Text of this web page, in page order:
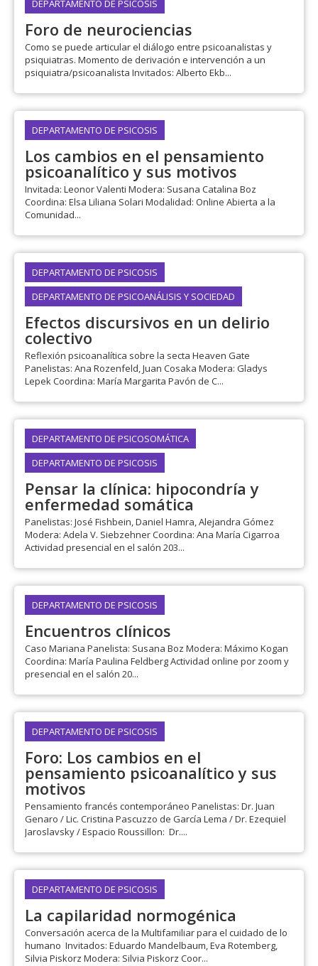
DEPARTAMENTO DE PSICOSIS
Foro de neurociencias
Como se puede articular el diálogo entre psicoanalistas y
psiquiatras. Momento de derivación e intervención a un
psiquiatra/psicoanalista Invitados: Alberto Ekb...
DEPARTAMENTO DE PSICOSIS
Los cambios en el pensamiento
psicoanalítico y sus motivos
Invitada: Leonor Valenti Modera: Susana Catalina Boz
Coordina: Elsa Liliana Solari Modalidad: Online Abierta a la
Comunidad...
DEPARTAMENTO DE PSICOSIS
DEPARTAMENTO DE PSICOANÁLISIS Y SOCIEDAD
Efectos discursivos en un delirio
colectivo
Reflexión psicoanalítica sobre la secta Heaven Gate
Panelistas: Ana Rozenfeld, Juan Cosaka Modera: Gladys
Lepek Coordina: María Margarita Pavón de C...
DEPARTAMENTO DE PSICOSOMÁTICA
DEPARTAMENTO DE PSICOSIS
Pensar la clínica: hipocondría y
enfermedad somática
Panelistas: José Fishbein, Daniel Hamra, Alejandra Gómez
Modera: Adela V. Siebzehner Coordina: Ana María Cigarroa
Actividad presencial en el salón 203...
DEPARTAMENTO DE PSICOSIS
Encuentros clínicos
Caso Mariana Panelista: Susana Boz Modera: Máximo Kogan
Coordina: María Paulina Feldberg Actividad online por zoom y
presencial en el salón 20...
DEPARTAMENTO DE PSICOSIS
Foro: Los cambios en el
pensamiento psicoanalítico y sus
motivos
Pensamiento francés contemporáneo Panelistas: Dr. Juan
Genaro / Lic. Cristina Pascuzzo de García Lema / Dr. Ezequiel
Jaroslavsky / Espacio Roussillon: Dr....
DEPARTAMENTO DE PSICOSIS
La capilaridad normogénica
Conversación acerca de la Multifamiliar para el cuidado de lo
humano Invitados: Eduardo Mandelbaum, Eva Rotemberg,
Silvia Piskorz Modera: Silvia Piskorz Coor...